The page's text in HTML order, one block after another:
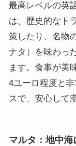
最高レベルの英
は、歴史的なト
策したり、名物
ナタ）を味わっ
ます。食事が美
4ユーロ程度と
スで、安心して
マルタ：地中